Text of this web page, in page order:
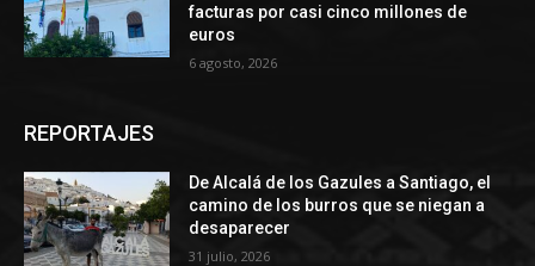
facturas por casi cinco millones de
euros
6 agosto, 2026
REPORTAJES
De Alcalá de los Gazules a Santiago, el
camino de los burros que se niegan a
desaparecer
31 julio, 2026